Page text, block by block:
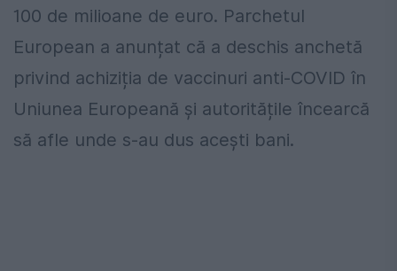
100 de milioane de euro. Parchetul
European a anunțat că a deschis anchetă
privind achiziția de vaccinuri anti-COVID în
Uniunea Europeană și autoritățile încearcă
să afle unde s-au dus acești bani.